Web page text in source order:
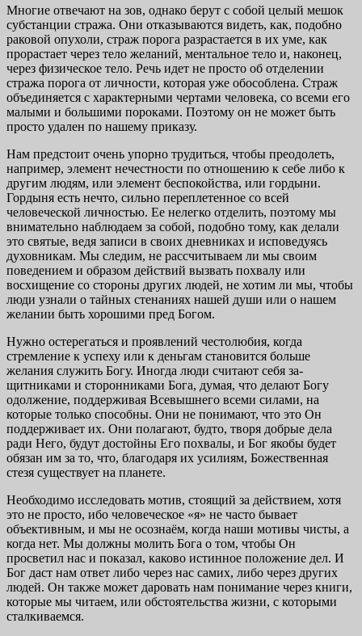
Многие отвечают на зов, однако берут с собой целый мешок
субстанции стража. Они отказываются видеть, как, подобно
раковой опухоли, страж порога разрастается в их уме, как
прорастает через тело желаний, ментальное тело и, наконец,
через физическое тело. Речь идет не про­сто об отделении
стража порога от личности, которая уже обособлена. Страж
объединяется с характерными черта­ми человека, со всеми его
малыми и большими пороками. Поэтому он не может быть
просто удален по нашему при­казу.
Нам предстоит очень упорно трудиться, чтобы пре­одолеть,
например, элемент нечестности по отношению к себе либо к
другим людям, или элемент беспокойства, или гордыни.
Гордыня есть нечто, сильно переплетенное со всей
человеческой личностью. Ее нелегко отделить, поэтому мы
внимательно наблюдаем за собой, подобно тому, как делали
это святые, ведя записи в своих днев­никах и исповедуясь
духовникам. Мы следим, не рассчи­тываем ли мы своим
поведением и образом действий вы­звать похвалу или
восхищение со стороны других людей, не хотим ли мы, чтобы
люди узнали о тайных стенаниях нашей души или о нашем
желании быть хорошими пред Богом.
Нужно остерегаться и проявлений честолюбия, когда
стремление к успеху или к деньгам становится больше
желания служить Богу. Иногда люди считают себя за­
щитниками и сторонниками Бога, думая, что делают Богу
одолжение, поддерживая Всевышнего всеми силами, на
которые только способны. Они не понимают, что это Он
поддерживает их. Они полагают, будто, творя добрые дела
ради Него, будут достойны Его похвалы, и Бог якобы бу­дет
обязан им за то, что, благодаря их усилиям, Божествен­ная
стезя существует на планете.
Необходимо исследовать мотив, стоящий за действием, хотя
это не просто, ибо человеческое «я» не часто бывает
объективным, и мы не осознаём, когда наши мотивы чи­сты, а
когда нет. Мы должны молить Бога о том, чтобы Он
просветил нас и показал, каково истинное положение дел. И
Бог даст нам ответ либо через нас самих, либо через дру­гих
людей. Он также может даровать нам понимание через книги,
которые мы читаем, или обстоятельства жизни, с которыми
сталкиваемся.